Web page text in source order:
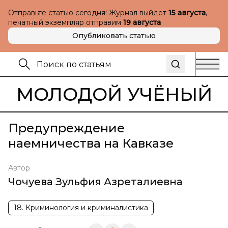
Отправьте статью сегодня! Журнал выйдет 15 августа,
печатный экземпляр отправим 19 августа
Опубликовать статью
МОЛОДОЙ УЧЁНЫЙ
Предупреждение
наемничества на Кавказе
Автор
Чочуева Зульфия Азреталиевна
18. Криминология и криминалистика